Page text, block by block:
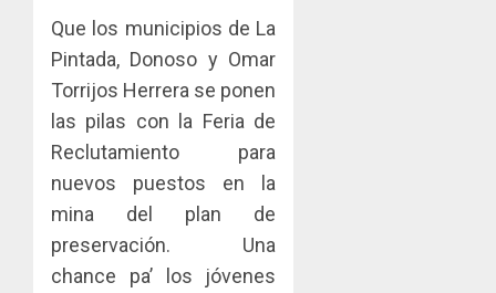
Que los municipios de La
Pintada, Donoso y Omar
Torrijos Herrera se ponen
las pilas con la Feria de
Reclutamiento para
nuevos puestos en la
mina del plan de
preservación. Una
chance pa’ los jóvenes